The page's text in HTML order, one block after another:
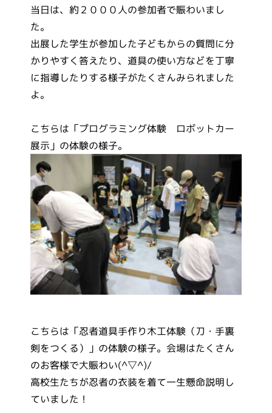
当日は、約２０００人の参加者で賑わいまし
た。
出展した学生が参加した子どもからの質問に分
かりやすく答えたり、道具の使い方などを丁寧
に指導したりする様子がたくさんみられました
よ。
こちらは「プログラミング体験 ロボットカー
展示」の体験の様子。
こちらは「忍者道具手作り木工体験（刀・手裏
剣をつくる）」の体験の様子。会場はたくさん
のお客様で大賑わい(^▽^)/
高校生たちが忍者の衣装を着て一生懸命説明し
ていました！